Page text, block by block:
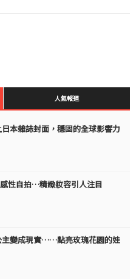
人氣報道
日本雜誌封面，穩固的全球影響力
性自拍…精緻妝容引人注目
主變成現實……點亮玫瑰花園的娃